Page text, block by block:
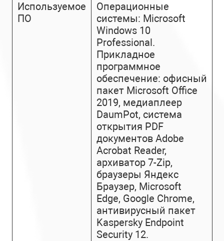
Используемое
ПО
Операционные
системы: Microsoft
Windows 10
Professional.
Прикладное
программное
обеспечение: офисный
пакет Microsoft Office
2019, медиаплеер
DaumPot, система
открытия PDF
документов Adobe
Acrobat Reader,
архиватор 7-Zip,
браузеры Яндекс
Браузер, Microsoft
Edge, Google Chrome,
антивирусный пакет
Kaspersky Endpoint
Security 12.